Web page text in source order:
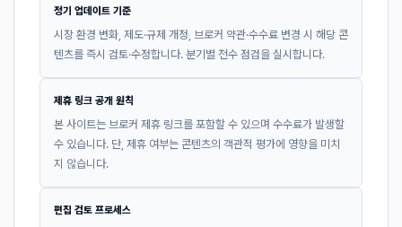
정기 업데이트 기준
시장 환경 변화, 제도·규제 개정, 브로커 약관·수수료 변경 시 해당 콘
텐츠를 즉시 검토·수정합니다. 분기별 전수 점검을 실시합니다.
제휴 링크 공개 원칙
본 사이트는 브로커 제휴 링크를 포함할 수 있으며 수수료가 발생할
수 있습니다. 단, 제휴 여부는 콘텐츠의 객관적 평가에 영향을 미치
지 않습니다.
편집 검토 프로세스